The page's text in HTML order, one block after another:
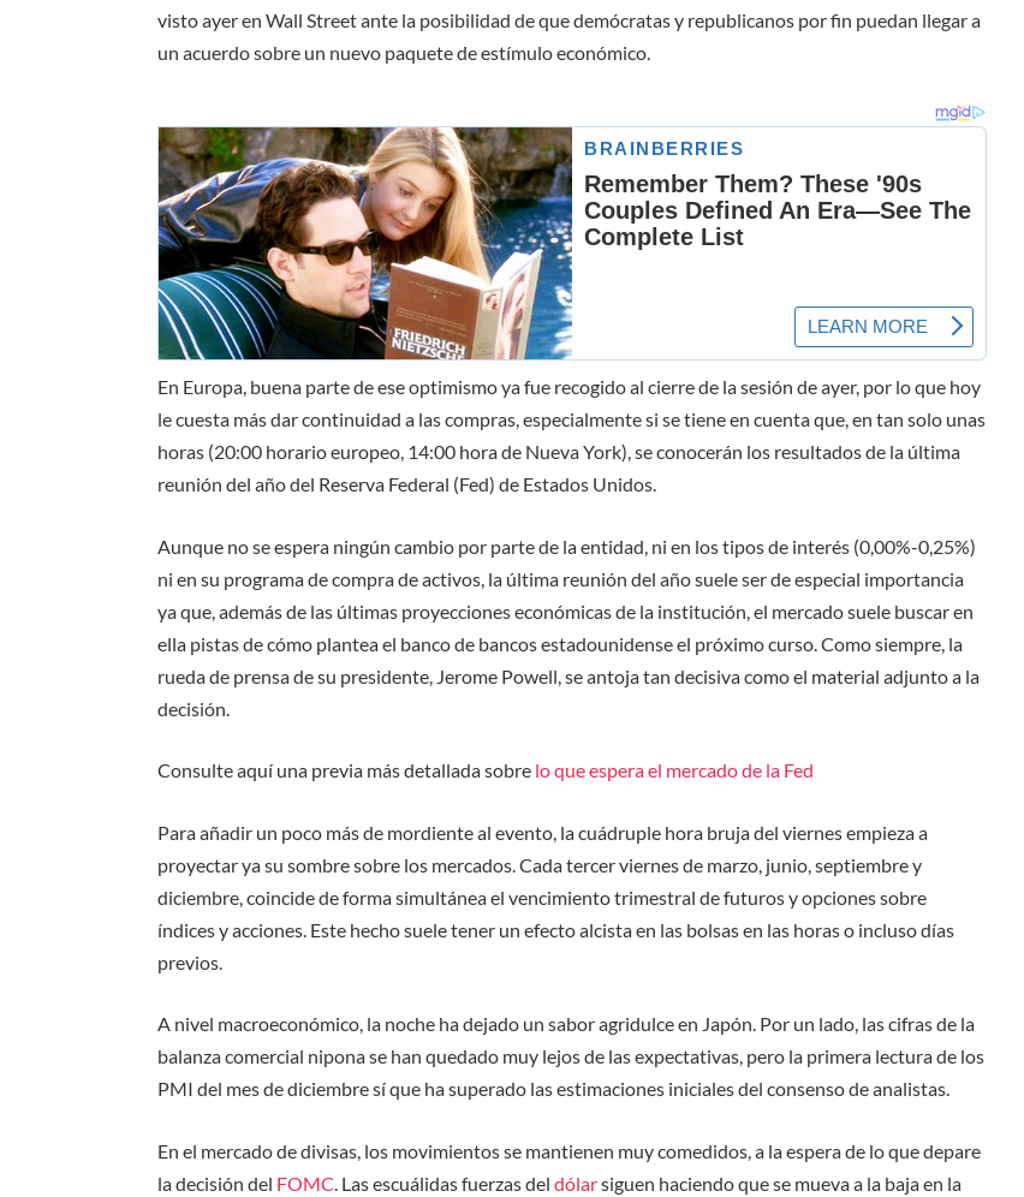
visto ayer en Wall Street ante la posibilidad de que demócratas y republicanos por fin puedan llegar a
un acuerdo sobre un nuevo paquete de estímulo económico.
En Europa, buena parte de ese optimismo ya fue recogido al cierre de la sesión de ayer, por lo que hoy
le cuesta más dar continuidad a las compras, especialmente si se tiene en cuenta que, en tan solo unas
horas (20:00 horario europeo, 14:00 hora de Nueva York), se conocerán los resultados de la última
reunión del año del Reserva Federal (Fed) de Estados Unidos.
Aunque no se espera ningún cambio por parte de la entidad, ni en los tipos de interés (0,00%-0,25%)
ni en su programa de compra de activos, la última reunión del año suele ser de especial importancia
ya que, además de las últimas proyecciones económicas de la institución, el mercado suele buscar en
ella pistas de cómo plantea el banco de bancos estadounidense el próximo curso. Como siempre, la
rueda de prensa de su presidente, Jerome Powell, se antoja tan decisiva como el material adjunto a la
decisión.
Consulte aquí una previa más detallada sobre lo que espera el mercado de la Fed
Para añadir un poco más de mordiente al evento, la cuádruple hora bruja del viernes empieza a
proyectar ya su sombre sobre los mercados. Cada tercer viernes de marzo, junio, septiembre y
diciembre,coincidede forma simultáneaelvencimiento trimestral de futuros y opciones sobre
índices y acciones. Este hecho suele tener un efecto alcista en las bolsas en las horas o incluso días
previos.
A nivel macroeconómico, la noche ha dejado un sabor agridulce en Japón. Por un lado, las cifras de la
balanza comercial nipona se han quedado muy lejos de las expectativas, pero la primera lectura de los
PMI del mes de diciembre sí que ha superado las estimaciones iniciales del consenso de analistas.
En el mercado de divisas, los movimientos se mantienen muy comedidos, a la espera de lo que depare
la decisión del FOMC. Las escuálidas fuerzas deldólarsiguen haciendo que se mueva a la baja en la